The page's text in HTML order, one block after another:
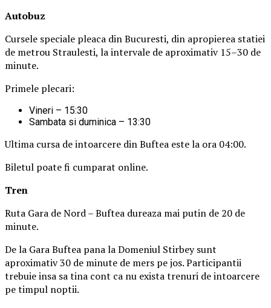
Autobuz
Cursele speciale pleaca din Bucuresti, din apropierea statiei
de metrou Straulesti, la intervale de aproximativ 15–30 de
minute.
Primele plecari:
Vineri – 15:30
Sambata si duminica – 13:30
Ultima cursa de intoarcere din Buftea este la ora 04:00.
Biletul poate fi cumparat online.
Tren
Ruta Gara de Nord – Buftea dureaza mai putin de 20 de
minute.
De la Gara Buftea pana la Domeniul Stirbey sunt
aproximativ 30 de minute de mers pe jos. Participantii
trebuie insa sa tina cont ca nu exista trenuri de intoarcere
pe timpul noptii.